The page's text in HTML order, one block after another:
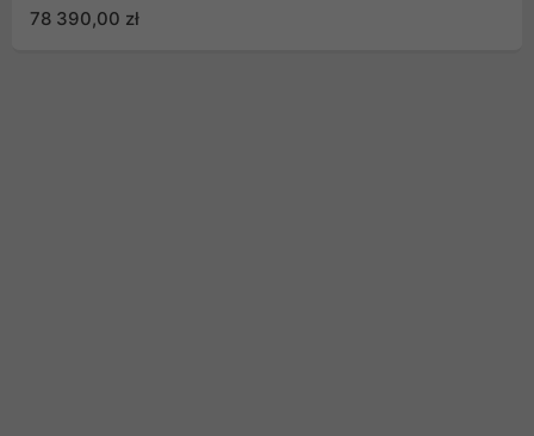
78 390,00 zł